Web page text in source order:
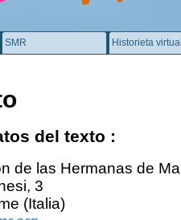
SMR Historieta
del texto :
de las Hermanas de
3
(Italia)